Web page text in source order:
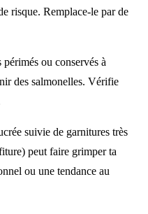
risque. Remplace-le par de
ou conservés à
des salmonelles. Vérifie
suivie de garnitures très
peut faire grimper ta
ou une tendance au